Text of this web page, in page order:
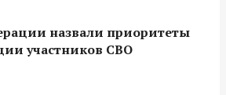
назвали приоритеты
участников СВО